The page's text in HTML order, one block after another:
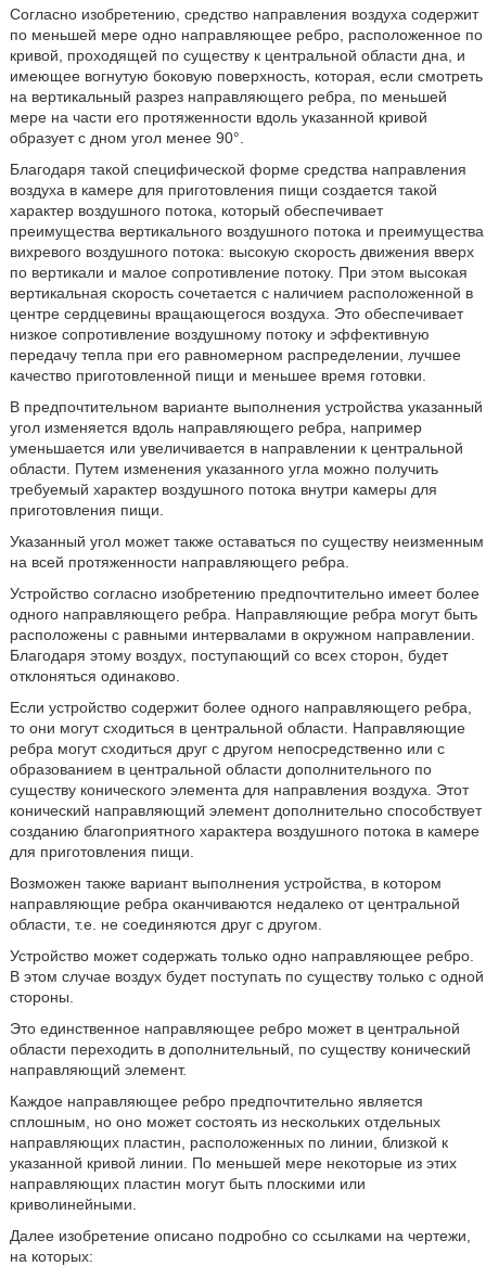
Согласно изобретению, средство направления воздуха содержит
по меньшей мере одно направляющее ребро, расположенное по
кривой, проходящей по существу к центральной области дна, и
имеющее вогнутую боковую поверхность, которая, если смотреть
на вертикальный разрез направляющего ребра, по меньшей
мере на части его протяженности вдоль указанной кривой
образует с дном угол менее 90°.
Благодаря такой специфической форме средства направления
воздуха в камере для приготовления пищи создается такой
характер воздушного потока, который обеспечивает
преимущества вертикального воздушного потока и преимущества
вихревого воздушного потока: высокую скорость движения вверх
по вертикали и малое сопротивление потоку. При этом высокая
вертикальная скорость сочетается с наличием расположенной в
центре сердцевины вращающегося воздуха. Это обеспечивает
низкое сопротивление воздушному потоку и эффективную
передачу тепла при его равномерном распределении, лучшее
качество приготовленной пищи и меньшее время готовки.
В предпочтительном варианте выполнения устройства указанный
угол изменяется вдоль направляющего ребра, например
уменьшается или увеличивается в направлении к центральной
области. Путем изменения указанного угла можно получить
требуемый характер воздушного потока внутри камеры для
приготовления пищи.
Указанный угол может также оставаться по существу неизменным
на всей протяженности направляющего ребра.
Устройство согласно изобретению предпочтительно имеет более
одного направляющего ребра. Направляющие ребра могут быть
расположены с равными интервалами в окружном направлении.
Благодаря этому воздух, поступающий со всех сторон, будет
отклоняться одинаково.
Если устройство содержит более одного направляющего ребра,
то они могут сходиться в центральной области. Направляющие
ребра могут сходиться друг с другом непосредственно или с
образованием в центральной области дополнительного по
существу конического элемента для направления воздуха. Этот
конический направляющий элемент дополнительно способствует
созданию благоприятного характера воздушного потока в камере
для приготовления пищи.
Возможен также вариант выполнения устройства, в котором
направляющие ребра оканчиваются недалеко от центральной
области, т.е. не соединяются друг с другом.
Устройство может содержать только одно направляющее ребро.
В этом случае воздух будет поступать по существу только с одной
стороны.
Это единственное направляющее ребро может в центральной
области переходить в дополнительный, по существу конический
направляющий элемент.
Каждое направляющее ребро предпочтительно является
сплошным, но оно может состоять из нескольких отдельных
направляющих пластин, расположенных по линии, близкой к
указанной кривой линии. По меньшей мере некоторые из этих
направляющих пластин могут быть плоскими или
криволинейными.
Далее изобретение описано подробно со ссылками на чертежи,
на которых: